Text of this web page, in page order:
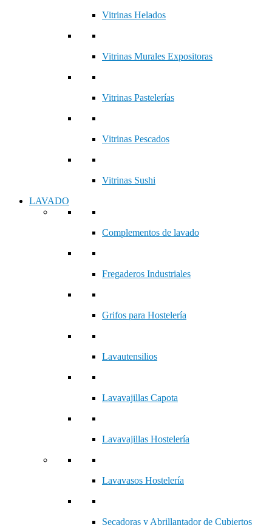
Vitrinas Helados
Vitrinas Murales Expositoras
Vitrinas Pastelerías
Vitrinas Pescados
Vitrinas Sushi
LAVADO
Complementos de lavado
Fregaderos Industriales
Grifos para Hostelería
Lavautensilios
Lavavajillas Capota
Lavavajillas Hostelería
Lavavasos Hostelería
Secadoras y Abrillantador de Cubiertos